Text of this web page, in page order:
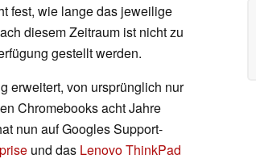
fest, wie lange das jeweilige
diesem Zeitraum ist nicht zu
gestellt werden.
erweitert, von ursprünglich nur
Chromebooks acht Jahre
nun auf Googles Support-
und das Lenovo ThinkPad